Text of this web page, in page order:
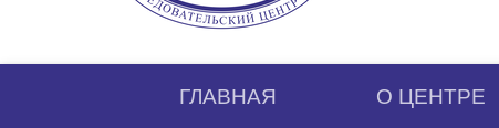
ГЛАВНАЯ О ЦЕНТРE